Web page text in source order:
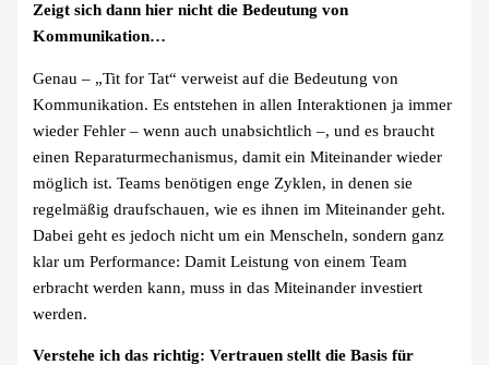
Zeigt sich dann hier nicht die Bedeutung von
Kommunikation…
Genau – „Tit for Tat“ verweist auf die Bedeutung von
Kommunikation. Es entstehen in allen Interaktionen ja immer
wieder Fehler – wenn auch unabsichtlich –, und es braucht
einen Reparaturmechanismus, damit ein Miteinander wieder
möglich ist. Teams benötigen enge Zyklen, in denen sie
regelmäßig draufschauen, wie es ihnen im Miteinander geht.
Dabei geht es jedoch nicht um ein Menscheln, sondern ganz
klar um Performance: Damit Leistung von einem Team
erbracht werden kann, muss in das Miteinander investiert
werden.
Verstehe ich das richtig: Vertrauen stellt die Basis für